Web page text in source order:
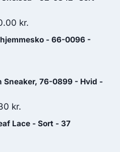
kr..
kr.
aktuelle
980.00 kr..
- 66-0096 -
Sneaker, 76-0899 - Hvid -
kr.
aktuelle
Lace - Sort - 37